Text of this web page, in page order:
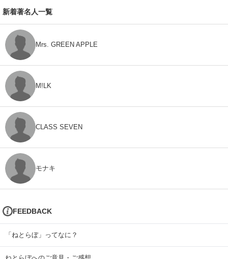
新着著名人一覧
Mrs. GREEN APPLE
M!LK
CLASS SEVEN
モナキ
FEEDBACK
「ねとらぼ」ってなに？